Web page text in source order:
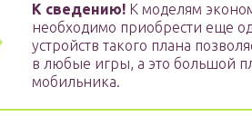
К сведению! К моделям
необходимо приобрести еще
устройств такого плана
в любые игры, а это большой
мобильника.